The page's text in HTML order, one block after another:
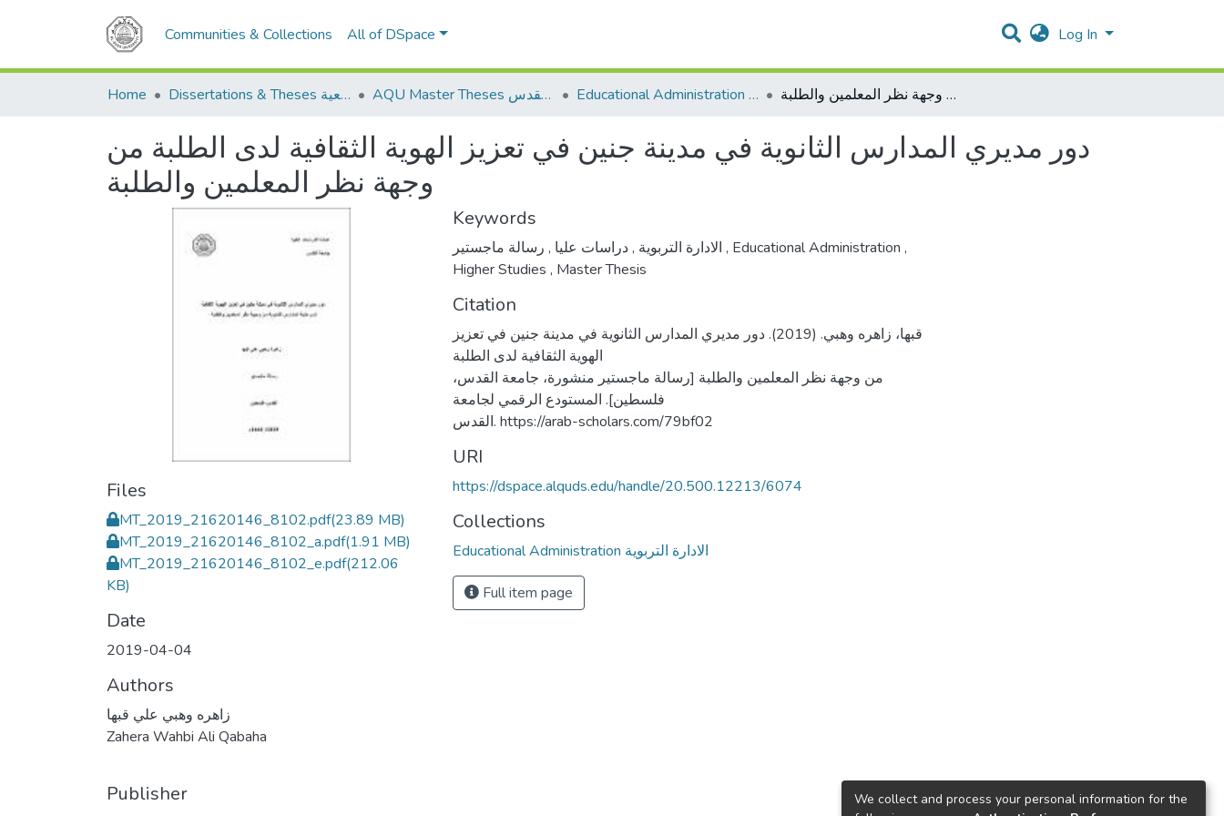
Communities & Collections All of DSpace Log In
Home Dissertations & Theses الرسائل الجامعية AQU Master Theses الرسائل الجامعية الخاصة بجامعة القدس Educational Administration الادارة التربوية دور مديري المدارس الثانوية في مدينة جنين في تعزيز الهوية الثقافية لدى الطلبة من وجهة نظر المعلمين والطلبة
دور مديري المدارس الثانوية في مدينة جنين في تعزيز الهوية الثقافية لدى الطلبة من
وجهة نظر المعلمين والطلبة
Files
MT_2019_21620146_8102.pdf(23.89 MB)
MT_2019_21620146_8102_a.pdf(1.91 MB)
MT_2019_21620146_8102_e.pdf(212.06
KB)
Date
2019-04-04
Authors
زاهره وهبي علي قبها
Zahera Wahbi Ali Qabaha
Publisher
Keywords
الادارة التربوية ,دراسات عليا , , Educational Administration ,
Higher Studies , Master Thesis
Citation
قبها، زاهره وهبي. (2019). دور مديري المدارس الثانوية في مدينة جنين في تعزيز
الهوية الثقافية لدى الطلبة
من وجهة نظر المعلمين والطلبة [رسالة ماجستير منشورة، جامعة القدس،
فلسطين]. المستودع الرقمي لجامعة
القدس. https://arab-scholars.com/79bf02
URI
https://dspace.alquds.edu/handle/20.500.12213/6074
Collections
Educational Administration الادارة التربوية
Full item page
We collect and process your personal information for the